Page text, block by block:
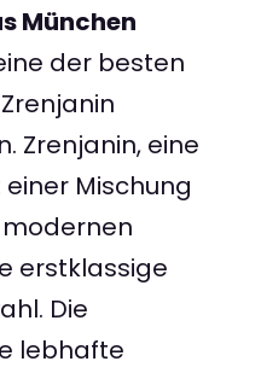
München
der besten
Zrenjanin, eine
Mischung
erstklassige
Die
lebhafte